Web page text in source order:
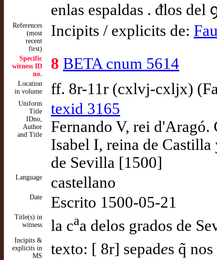
enlas espaldas . ᵭlos del
References
(most
recent
first)
Incipits / explicits de:
Specific
witness ID
no.
8 BETA cnum 5614
Location
in volume
ff. 8r-11r (cxlvj-cxljx)
Uniform
Title
IDno,
Author
and Title
texid 3165
Fernando V, rei d'Aragó.
Isabel I, reina de
de Sevilla [1500]
Language castellano
Date Escrito 1500-05-21
Title(s) in
witness
la caa delos grados de
Incipits &
explicits in
MS
texto: [ 8r] sepades q̃